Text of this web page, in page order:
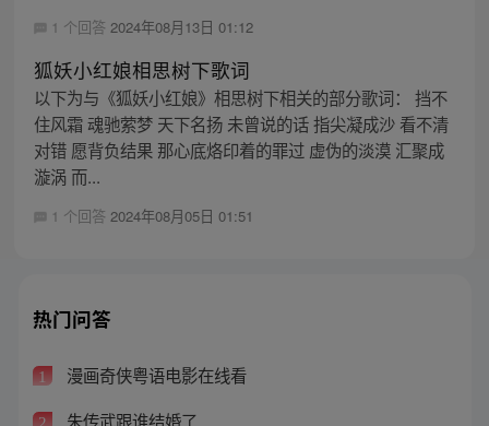
1 个回答 2024年08月13日 01:12
狐妖小红娘相思树下歌词
以下为与《狐妖小红娘》相思树下相关的部分歌词： 挡不
住风霜 魂驰萦梦 天下名扬 未曾说的话 指尖凝成沙 看不清
对错 愿背负结果 那心底烙印着的罪过 虚伪的淡漠 汇聚成
漩涡 而...
1 个回答 2024年08月05日 01:51
热门问答
1 漫画奇侠粤语电影在线看
2 朱传武跟谁结婚了